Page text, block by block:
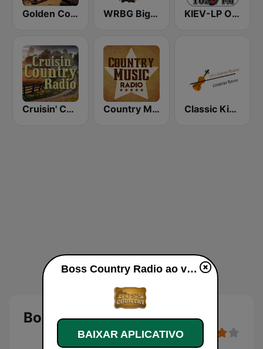
Golden Country Songs WRBG Bigfoot Country FM KIEV-LP Outlaw Country Radio
Cruisin' Country Radio Country Music Radio - Country Love Classic Kickin' Country Radio
Boss Country Radio
Boss Country Radio ao vivo
BAIXAR APLICATIVO